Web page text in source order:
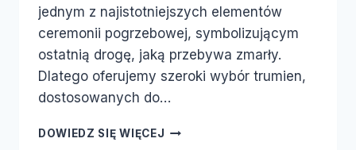
jednym z najistotniejszych elementów
ceremonii pogrzebowej, symbolizującym
ostatnią drogę, jaką przebywa zmarły.
Dlatego oferujemy szeroki wybór trumien,
dostosowanych do…
DOWIEDZ SIĘ WIĘCEJ